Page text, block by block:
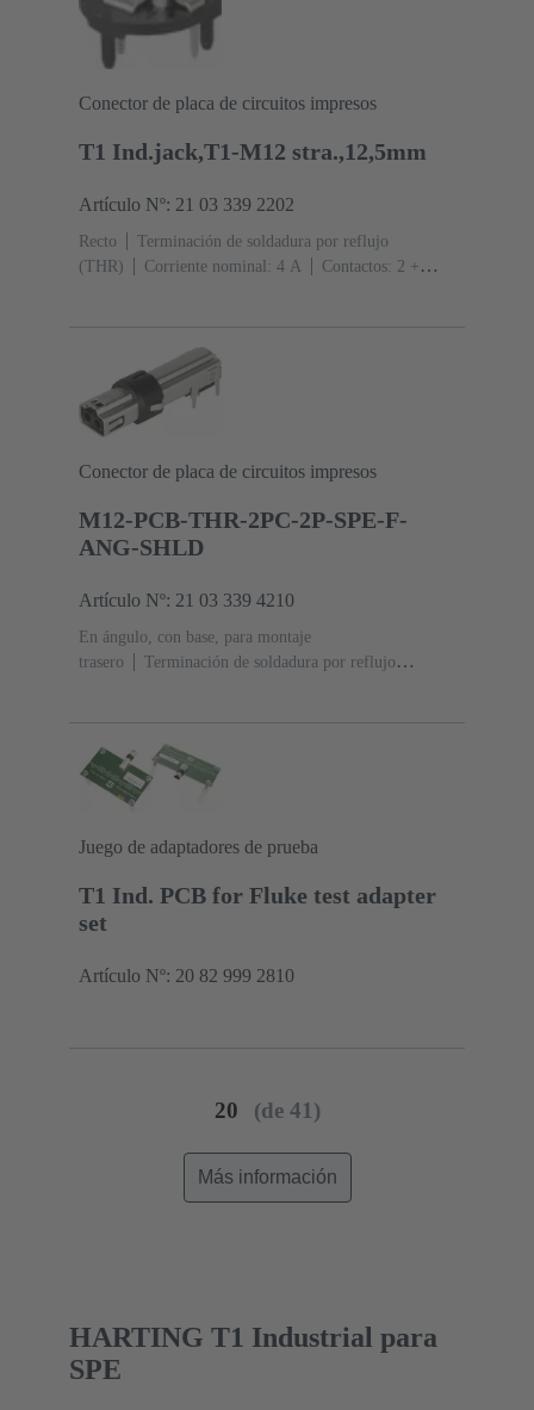
Conector de placa de circuitos impresos
T1 Ind.jack,T1-M12 stra.,12,5mm
Artículo Nº: 21 03 339 2202
Recto
Terminación de soldadura por reflujo
(THR)
Corriente nominal: ‌4 A
Contactos: 2 +
Conector de placa de circuitos impresos
M12-PCB-THR-2PC-2P-SPE-F-
ANG-SHLD
Artículo Nº: 21 03 339 4210
En ángulo, con base, para montaje
trasero
Terminación de soldadura por reflujo
Juego de adaptadores de prueba
T1 Ind. PCB for Fluke test adapter
set
Artículo Nº: 20 82 999 2810
20 (de 41)
Más información
HARTING T1 Industrial para
SPE